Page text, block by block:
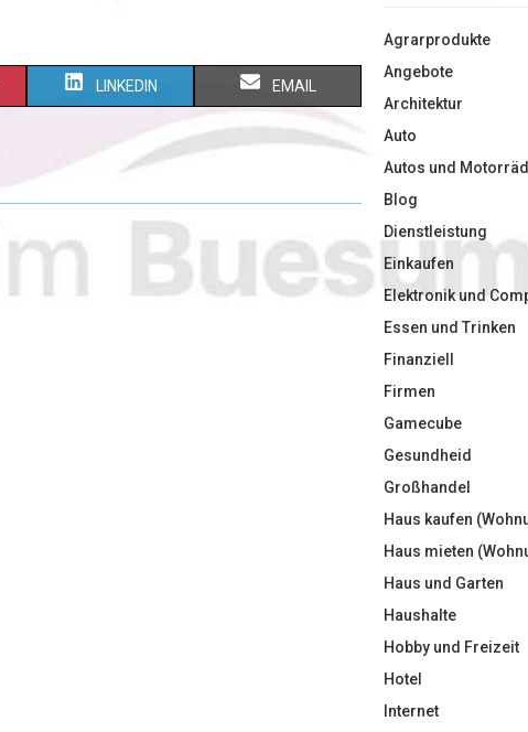
LINKEDIN EMAIL
Agrarprodukte
Angebote
Architektur
Auto
Autos und
Blog
Dienstleistung
Einkaufen
Elektronik und
Essen und Trinken
Finanziell
Firmen
Gamecube
Gesundheid
Großhandel
Haus kaufen
Haus mieten
Haus und Garten
Haushalte
Hobby und Freizeit
Hotel
Internet